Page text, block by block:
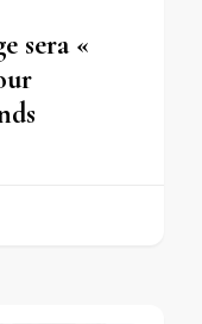
sera «